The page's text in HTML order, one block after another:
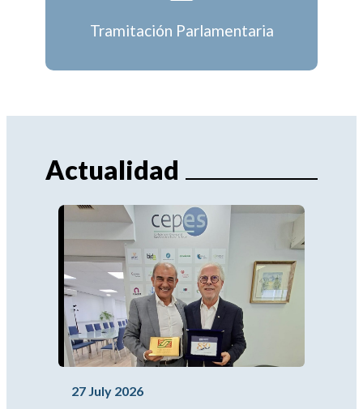
Tramitación Parlamentaria
Actualidad
27 July 2026